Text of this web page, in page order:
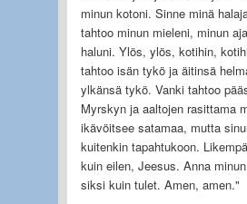
minun kotoni. Sinne minä
tahtoo minun mieleni, minun
haluni. Ylös, ylös, kotihin,
tahtoo isän tykö ja äitinsä
ylkänsä tykö. Vanki tahtoo
Myrskyn ja aaltojen rasittama
ikävöitsee satamaa, mutta
kuitenkin tapahtukoon.
kuin eilen, Jeesus. Anna
siksi kuin tulet. Amen, amen."